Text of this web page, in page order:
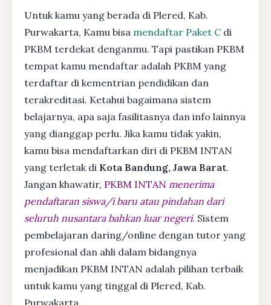
Untuk kamu yang berada di Plered, Kab.
Purwakarta, Kamu bisa mendaftar Paket C di
PKBM terdekat denganmu. Tapi pastikan PKBM
tempat kamu mendaftar adalah PKBM yang
terdaftar di kementrian pendidikan dan
terakreditasi. Ketahui bagaimana sistem
belajarnya, apa saja fasilitasnya dan info lainnya
yang dianggap perlu. Jika kamu tidak yakin,
kamu bisa mendaftarkan diri di PKBM INTAN
yang terletak di Kota Bandung, Jawa Barat.
Jangan khawatir, PKBM INTAN menerima
pendaftaran siswa/i baru atau pindahan dari
seluruh nusantara bahkan luar negeri. Sistem
pembelajaran daring/online dengan tutor yang
profesional dan ahli dalam bidangnya
menjadikan PKBM INTAN adalah pilihan terbaik
untuk kamu yang tinggal di Plered, Kab.
Purwakarta